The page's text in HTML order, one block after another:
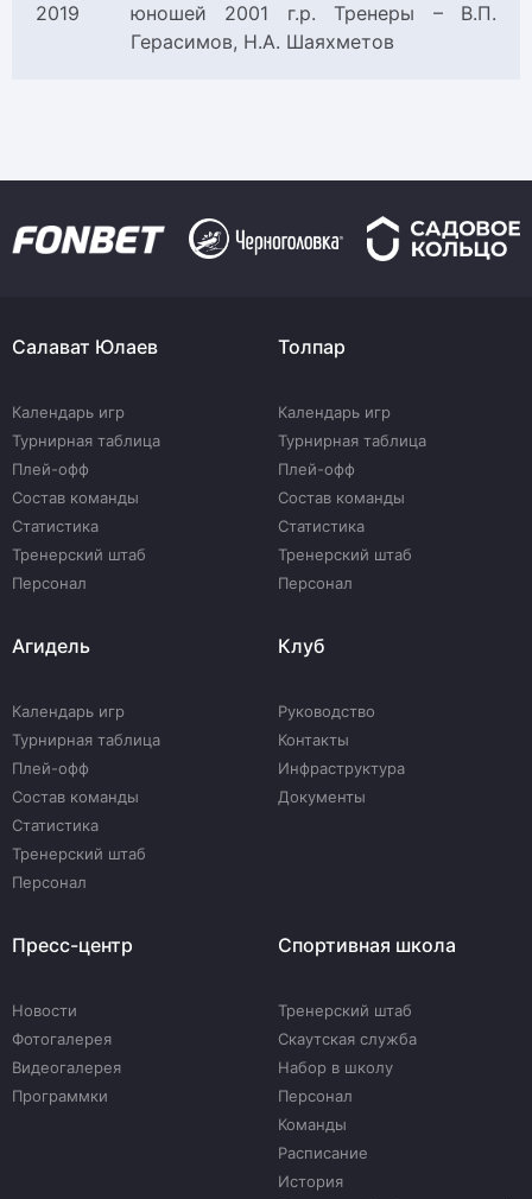
2019
юношей 2001 г.р. Тренеры – В.П.
Герасимов, Н.А. Шаяхметов
Салават Юлаев
Календарь игр
Турнирная таблица
Плей-офф
Состав команды
Статистика
Тренерский штаб
Персонал
Толпар
Календарь игр
Турнирная таблица
Плей-офф
Состав команды
Статистика
Тренерский штаб
Персонал
Агидель
Календарь игр
Турнирная таблица
Плей-офф
Состав команды
Статистика
Тренерский штаб
Персонал
Клуб
Руководство
Контакты
Инфраструктура
Документы
Пресс-центр
Новости
Фотогалерея
Видеогалерея
Программки
Спортивная школа
Тренерский штаб
Скаутская служба
Набор в школу
Персонал
Команды
Расписание
История